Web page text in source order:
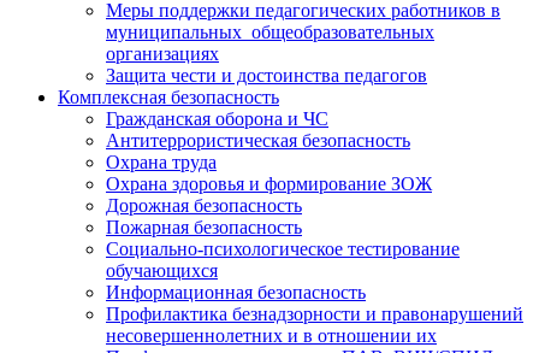
Меры поддержки педагогических работников в
муниципальных общеобразовательных
организациях
Защита чести и достоинства педагогов
Комплексная безопасность
Гражданская оборона и ЧС
Антитеррористическая безопасность
Охрана труда
Охрана здоровья и формирование ЗОЖ
Дорожная безопасность
Пожарная безопасность
Социально-психологическое тестирование
обучающихся
Информационная безопасность
Профилактика безнадзорности и правонарушений
несовершеннолетних и в отношении их